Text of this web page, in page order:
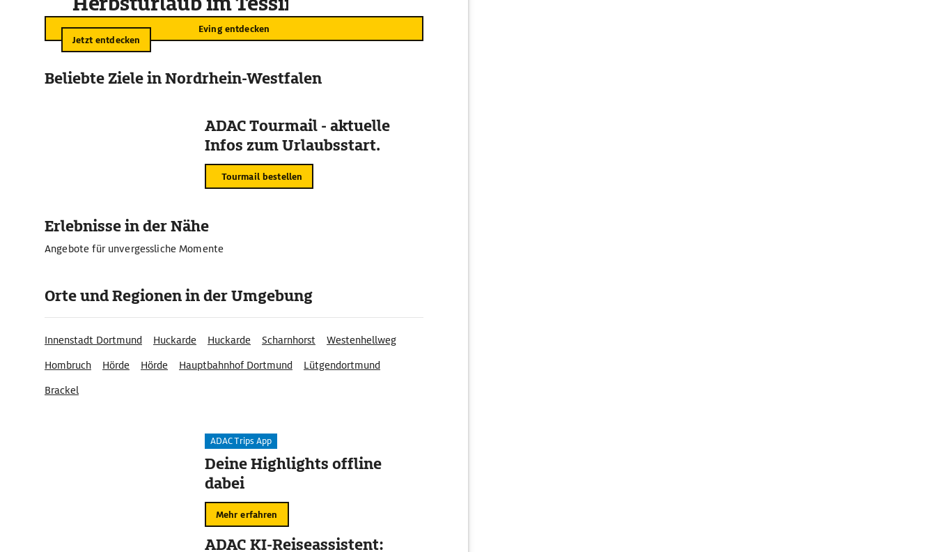
Eving entdecken
Jetzt entdecken
Beliebte Ziele in Nordrhein-Westfalen
ADAC Tourmail - aktuelle
Infos zum Urlaubsstart.
Tourmail bestellen
Erlebnisse in der Nähe
Angebote für unvergessliche Momente
Orte und Regionen in der Umgebung
Innenstadt Dortmund Huckarde Huckarde Scharnhorst
Westenhellweg
Hombruch
Hörde Hörde Hauptbahnhof Dortmund
Lütgendortmund
Brackel
ADAC Trips App
Deine Highlights offline
dabei
Mehr erfahren
ADAC KI-Reiseassistent: